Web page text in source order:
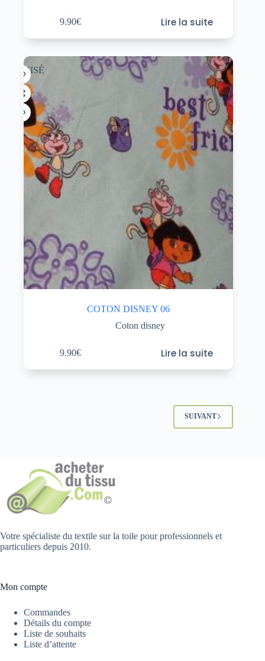
9.90€ Lire la suite
ÉPUISÉ
COTON DISNEY 06
Coton disney
9.90€ Lire la suite
SUIVANT
Votre spécialiste du textile sur la toile pour professionnels et
particuliers depuis 2010.
Mon compte
Commandes
Détails du compte
Liste de souhaits
Liste d’attente